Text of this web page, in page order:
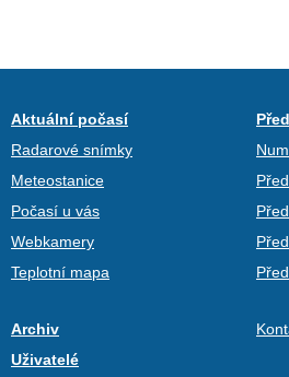
Aktuální počasí
Radarové snímky
Meteostanice
Počasí u vás
Webkamery
Teplotní mapa
Archiv
Uživatelé